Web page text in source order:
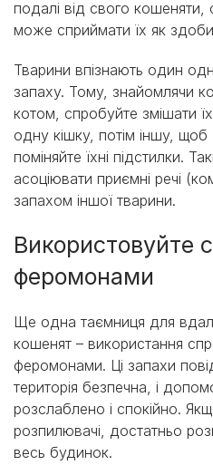
подалі від свого кошеняти,
може сприймати їх як
Тварини впізнають один
запаху. Тому, знайомлячи
котом, спробуйте змішати
одну кішку, потім іншу,
поміняйте їхні підстилки.
асоціювати приємні речі
запахом іншої тварини.
Використовуйте
феромонами
Ще одна таємниця для
кошенят – використання
феромонами. Ці запахи
територія безпечна, і
розслаблено і спокійно.
розпилювачі, достатньо
весь будинок.